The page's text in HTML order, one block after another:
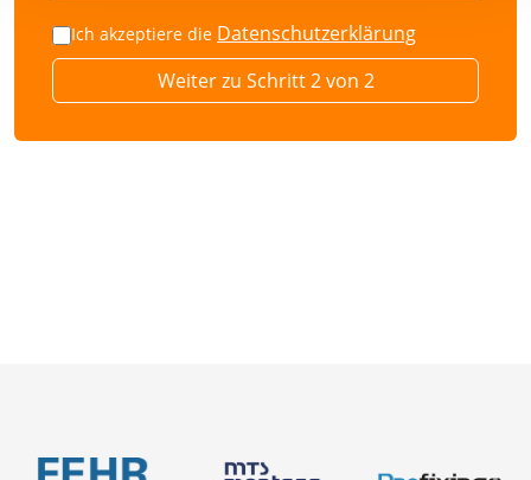
Ich akzeptiere die Datenschutzerklärung
Weiter zu Schritt 2 von 2